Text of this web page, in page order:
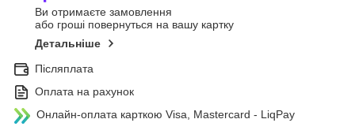
Ви отримаєте замовлення
або гроші повернуться на вашу картку
Детальніше
Післяплата
Оплата на рахунок
Онлайн-оплата карткою Visa, Mastercard - LiqPay